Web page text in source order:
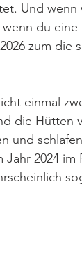
Und
du
zum
einmal
die
und
2024